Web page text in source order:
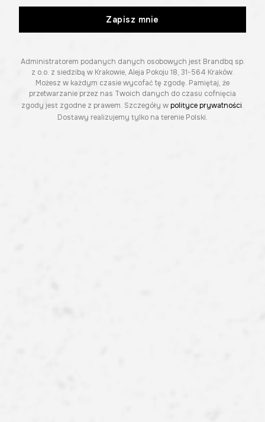
Zapisz mnie
Administratorem podanych danych osobowych jest Brandbq sp.
z o.o. z siedzibą w Krakowie, Aleja Pokoju 18, 31-564 Kraków.
Możesz w każdym czasie wycofać tę zgodę. Pamiętaj, że
przetwarzanie przez nas Twoich danych do czasu cofnięcia
zgody jest zgodne z prawem. Szczegóły w polityce prywatności.
Dostawy realizujemy tylko na terenie Polski.